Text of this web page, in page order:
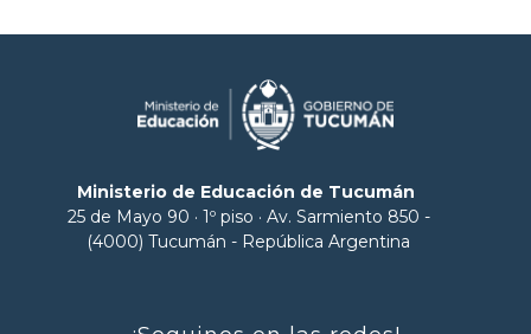
Ministerio de Educación de Tucumán
25 de Mayo 90 · 1º piso · Av. Sarmiento 850 -
(4000) Tucumán - República Argentina